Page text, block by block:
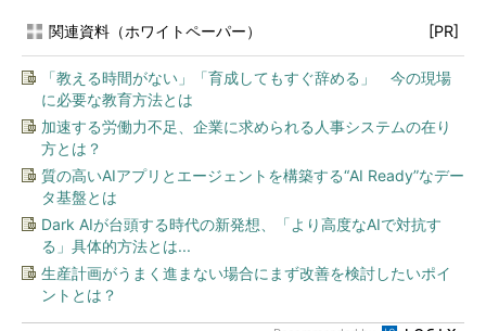
関連資料（ホワイトペーパー） [PR]
「教える時間がない」「育成してもすぐ辞める」 今の現場
に必要な教育方法とは
加速する労働力不足、企業に求められる人事システムの在り
方とは？
質の高いAIアプリとエージェントを構築する“AI Ready”なデー
タ基盤とは
Dark AIが台頭する時代の新発想、「より高度なAIで対抗す
る」具体的方法とは...
生産計画がうまく進まない場合にまず改善を検討したいポイ
ントとは？